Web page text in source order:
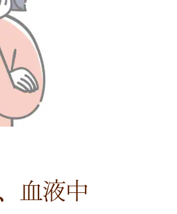
血液中